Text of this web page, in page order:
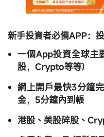
新手投資者必備APP：
一個App投資全球
股，Crypto等等)
網上開戶最快3分鐘
金，5分鐘內到帳
港股、美股碎股、